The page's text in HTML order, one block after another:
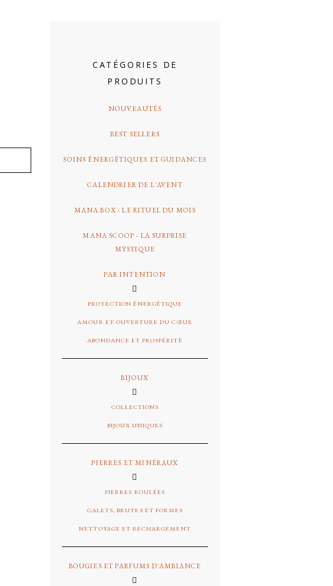
latérale
principale
CATÉGORIES DE
PRODUITS
NOUVEAUTÉS
BEST SELLERS
SOINS ÉNERGÉTIQUES ET GUIDANCES
CALENDRIER DE L'AVENT
MANA BOX - LE RITUEL DU MOIS
MANA SCOOP - LA SURPRISE
MYSTIQUE
PAR INTENTION
PROTECTION ÉNERGÉTIQUE
AMOUR ET OUVERTURE DU CŒUR
ABONDANCE ET PROSPÉRITÉ
BIJOUX
COLLECTIONS
BIJOUX UNIQUES
PIERRES ET MINÉRAUX
PIERRES ROULÉES
GALETS, BRUTES ET FORMES
NETTOYAGE ET RECHARGEMENT
BOUGIES ET PARFUMS D'AMBIANCE